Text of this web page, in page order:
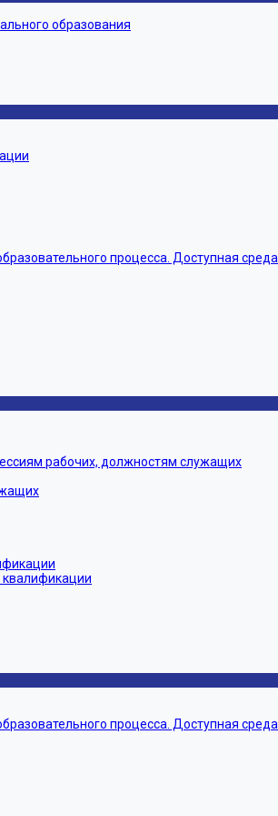
образования
процесса. Доступная среда
рабочих, должностям служащих
процесса. Доступная среда